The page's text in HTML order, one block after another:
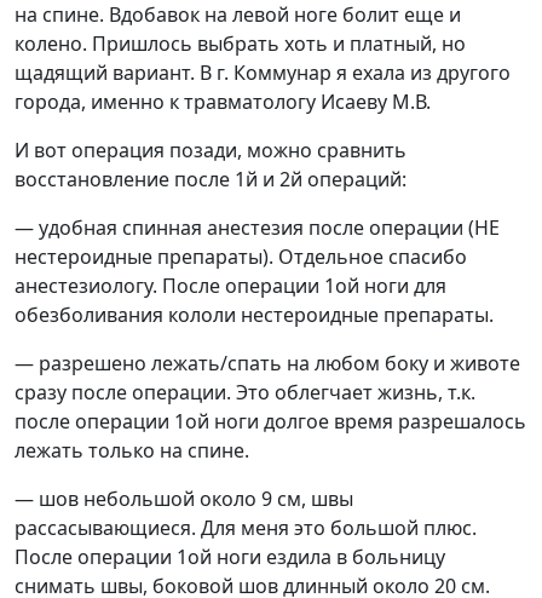
на спине. Вдобавок на левой ноге болит еще и
колено. Пришлось выбрать хоть и платный, но
щадящий вариант. В г. Коммунар я ехала из другого
города, именно к травматологу Исаеву М.В.
И вот операция позади, можно сравнить
восстановление после 1й и 2й операций:
— удобная спинная анестезия после операции (НЕ
нестероидные препараты). Отдельное спасибо
анестезиологу. После операции 1ой ноги для
обезболивания кололи нестероидные препараты.
— разрешено лежать/спать на любом боку и животе
сразу после операции. Это облегчает жизнь, т.к.
после операции 1ой ноги долгое время разрешалось
лежать только на спине.
— шов небольшой около 9 см, швы
рассасывающиеся. Для меня это большой плюс.
После операции 1ой ноги ездила в больницу
снимать швы, боковой шов длинный около 20 см.